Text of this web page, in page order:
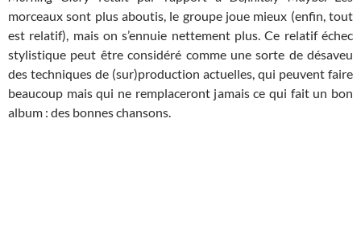
morceaux sont plus aboutis, le groupe joue mieux (enfin, tout
est relatif), mais on s’ennuie nettement plus. Ce relatif échec
stylistique peut être considéré comme une sorte de désaveu
des techniques de (sur)production actuelles, qui peuvent faire
beaucoup mais qui ne remplaceront jamais ce qui fait un bon
album : des bonnes chansons.